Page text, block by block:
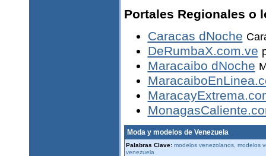
Portales Regionales o
Caracas dNoche
DeRumbaX.com.ve
Maracaibo dNoche
Moda y modelos de Venezuela
Palabras Clave: modelos venezolanos, modelos
venezuela